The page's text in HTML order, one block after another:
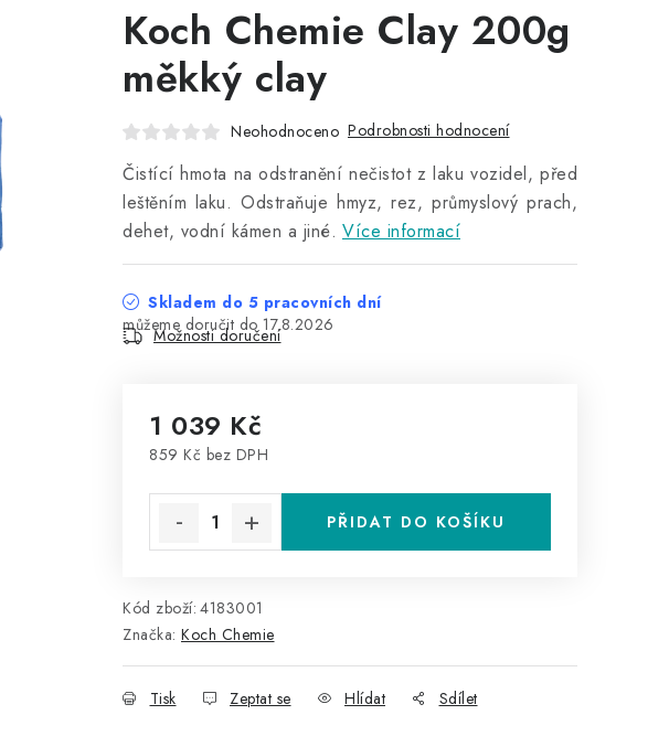
Koch Chemie Clay 200g
měkký clay
Neohodnoceno Podrobnosti hodnocení
Čistící hmota na odstranění nečistot z laku vozidel, před
leštěním laku. Odstraňuje hmyz, rez, průmyslový prach,
dehet, vodní kámen a jiné. Více informací
Skladem do 5 pracovních dní
17.8.2026
Možnosti doručení
1 039 Kč
859 Kč bez DPH
PŘIDAT DO KOŠÍKU
Kód zboží: 4183001
Značka: Koch Chemie
Tisk Zeptat se Hlídat Sdílet